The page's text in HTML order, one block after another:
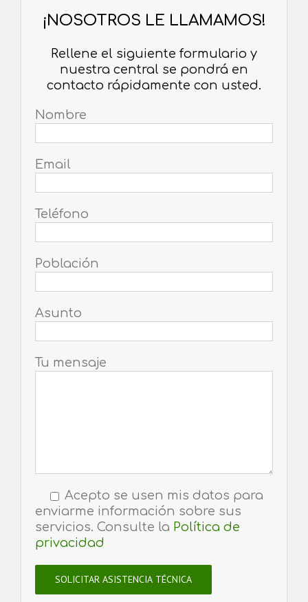
¡NOSOTROS LE LLAMAMOS!
Rellene el siguiente formulario y
nuestra central se pondrá en
contacto rápidamente con usted.
Nombre
Email
Teléfono
Población
Asunto
Tu mensaje
Acepto se usen mis datos para
enviarme información sobre sus
servicios. Consulte la Política de
privacidad